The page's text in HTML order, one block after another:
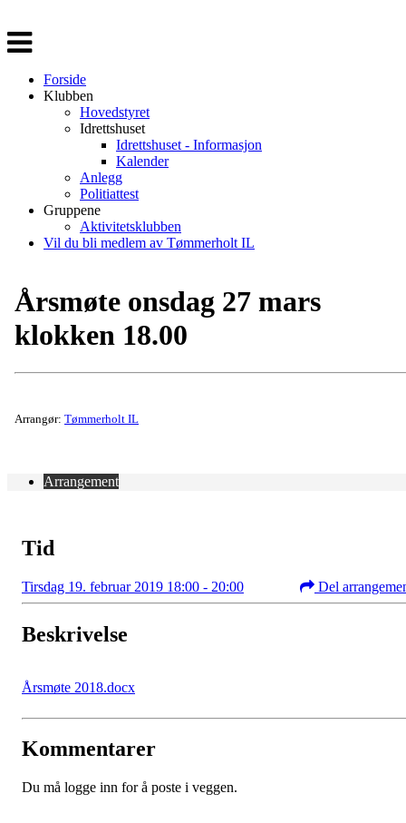
Veksle
navigasjon
Forside
Klubben
Hovedstyret
Idrettshuset
Idrettshuset - Informasjon
Kalender
Anlegg
Politiattest
Gruppene
Aktivitetsklubben
Vil du bli medlem av Tømmerholt IL
Årsmøte onsdag 27 mars
klokken 18.00
Arrangør: Tømmerholt IL
Arrangement
Tid
Tirsdag 19. februar 2019 18:00 - 20:00 Del
Beskrivelse
Årsmøte 2018.docx
Kommentarer
Du må logge inn for å poste i veggen.